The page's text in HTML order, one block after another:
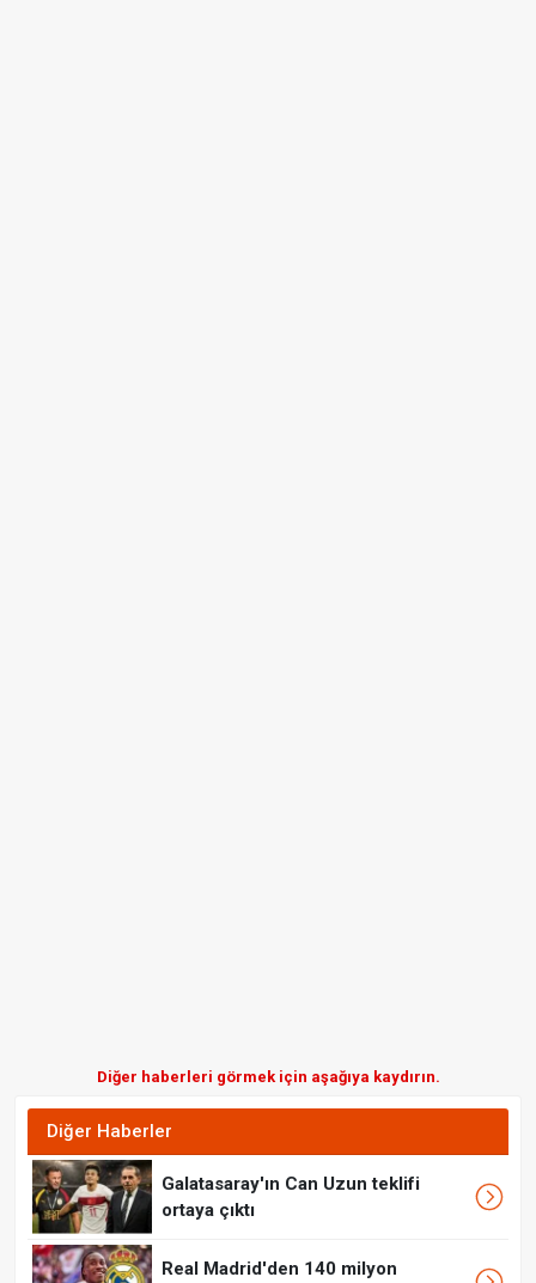
Diğer haberleri görmek için aşağıya kaydırın.
Diğer Haberler
Galatasaray'ın Can Uzun teklifi
ortaya çıktı
Real Madrid'den 140 milyon